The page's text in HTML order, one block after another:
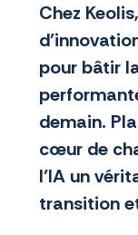
Chez
pour bâtir
demain.
cœur de
l’IA un
transition